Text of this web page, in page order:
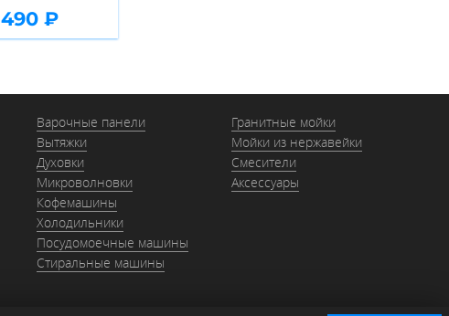
₽
Варочные панели
Вытяжки
Духовки
Микроволновки
Кофемашины
Холодильники
Посудомоечные машины
Стиральные машины
Гранитные мойки
Мойки из нержавейки
Смесители
Аксессуары